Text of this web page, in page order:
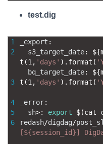
test.dig
1
2
3
4
5
6
_export :
s3_target_date: ${
t (1 , 'days' ) . format (
bq_target_date: ${
t (1 , 'days' ) . format (
_error:
sh>: export $(cat
redash/digdag/
[${session_id}]